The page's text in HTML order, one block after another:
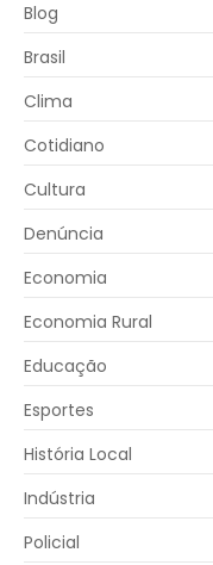
Blog
Brasil
Clima
Cotidiano
Cultura
Denúncia
Economia
Economia Rural
Educação
Esportes
História Local
Indústria
Policial